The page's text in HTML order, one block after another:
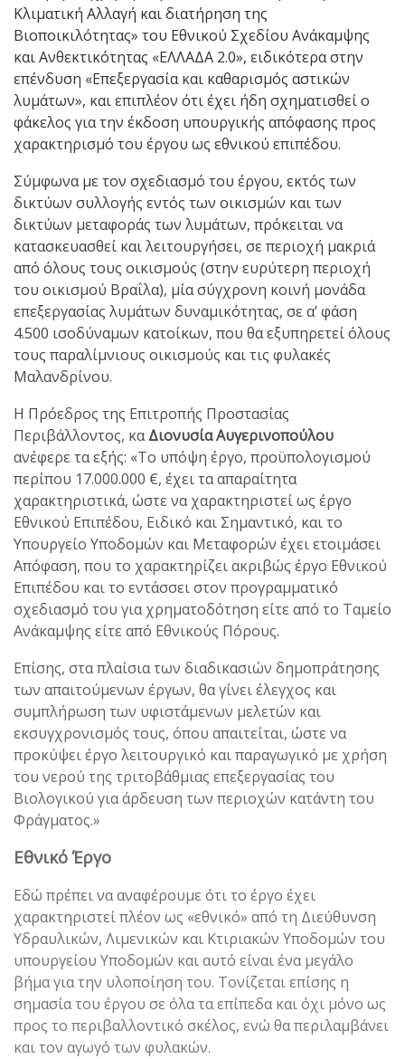
Kλιματική Aλλαγή και διατήρηση της
Βιοποικιλότητας» του Εθνικού Σχεδίου Ανάκαμψης
και Ανθεκτικότητας «ΕΛΛΑΔΑ 2.0», ειδικότερα στην
επένδυση «Επεξεργασία και καθαρισμός αστικών
λυμάτων», και επιπλέον ότι έχει ήδη σχηματισθεί ο
φάκελος για την έκδοση υπουργικής απόφασης προς
χαρακτηρισμό του έργου ως εθνικού επιπέδου.
Σύμφωνα με τον σχεδιασμό του έργου, εκτός των
δικτύων συλλογής εντός των οικισμών και των
δικτύων μεταφοράς των λυμάτων, πρόκειται να
κατασκευασθεί και λειτουργήσει, σε περιοχή μακριά
από όλους τους οικισμούς (στην ευρύτερη περιοχή
του οικισμού Βραΐλα), μία σύγχρονη κοινή μονάδα
επεξεργασίας λυμάτων δυναμικότητας, σε α’ φάση
4.500 ισοδύναμων κατοίκων, που θα εξυπηρετεί όλους
τους παραλίμνιους οικισμούς και τις φυλακές
Μαλανδρίνου.
Η Πρόεδρος της Επιτροπής Προστασίας
Περιβάλλοντος, καΔιονυσία Αυγερινοπούλου
ανέφερε τα εξής: «Το υπόψη έργο, προϋπολογισμού
περίπου 17.000.000 €, έχει τα απαραίτητα
χαρακτηριστικά, ώστε να χαρακτηριστεί ως έργο
Εθνικού Επιπέδου, Ειδικό και Σημαντικό, και το
Υπουργείο Υποδομών και Μεταφορών έχει ετοιμάσει
Απόφαση, που το χαρακτηρίζει ακριβώς έργο Εθνικού
Επιπέδου και το εντάσσει στον προγραμματικό
σχεδιασμό του για χρηματοδότηση είτε από το Ταμείο
Ανάκαμψης είτε από Εθνικούς Πόρους.
Επίσης, στα πλαίσια των διαδικασιών δημοπράτησης
των απαιτούμενων έργων, θα γίνει έλεγχος και
συμπλήρωση των υφιστάμενων μελετών και
εκσυγχρονισμός τους, όπου απαιτείται, ώστε να
προκύψει έργο λειτουργικό και παραγωγικό με χρήση
του νερού της τριτοβάθμιας επεξεργασίας του
Βιολογικού για άρδευση των περιοχών κατάντη του
Φράγματος.»
Εθνικό Έργο
Εδώ πρέπει να αναφέρουμε ότι το έργο έχει
χαρακτηριστεί πλέον ως «εθνικό» από τη Διεύθυνση
Υδραυλικών, Λιμενικών και Κτιριακών Υποδομών του
υπουργείου Υποδομών και αυτό είναι ένα μεγάλο
βήμα για την υλοποίηση του. Τονίζεται επίσης η
σημασία του έργου σε όλα τα επίπεδα και όχι μόνο ως
προς το περιβαλλοντικό σκέλος, ενώ θα περιλαμβάνει
και τον αγωγό των φυλακών.